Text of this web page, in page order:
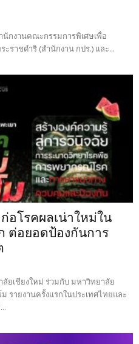
กงานคณะกรรมการพิเศษเพื่อ
ราชดำริ (สำนักงาน กปร.) และ...
อโรคผลเน่าใหม่ใน
ต่อยอดป้องกันการ
ยเชียงใหม่ ร่วมกับ มหาวิทยาลัย
รายงานครั้งแรกในประเทศไทยและ